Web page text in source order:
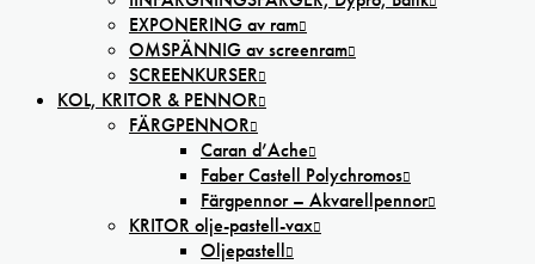
EXPONERING av ram
OMSPÄNNIG av screenram
SCREENKURSER
KOL, KRITOR & PENNOR
FÄRGPENNOR
Caran d’Ache
Faber Castell Polychromos
Färgpennor – Akvarellpennor
KRITOR olje-pastell-vax
Oljepastell